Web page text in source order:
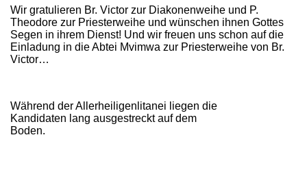
Wir gratulieren Br. Victor zur Diakonenweihe und P.
Theodore zur Priesterweihe und wünschen ihnen Gottes
Segen in ihrem Dienst! Und wir freuen uns schon auf die
Einladung in die Abtei Mvimwa zur Priesterweihe von Br.
Victor…
Während der Allerheiligenlitanei liegen die
Kandidaten lang ausgestreckt auf dem
Boden.